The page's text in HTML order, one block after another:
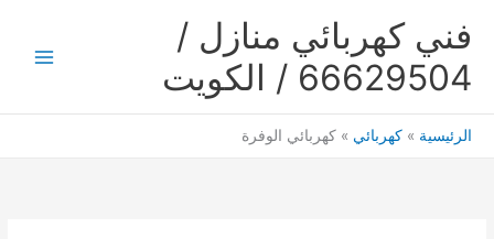
فني كهربائي منازل /
66629504 / الكويت
الرئيسية كهربائي كهربائي الوفرة